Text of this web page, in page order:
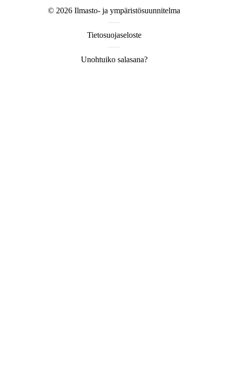
© 2026 Ilmasto- ja ympäristösuunnitelma
Tietosuojaseloste
Unohtuiko salasana?